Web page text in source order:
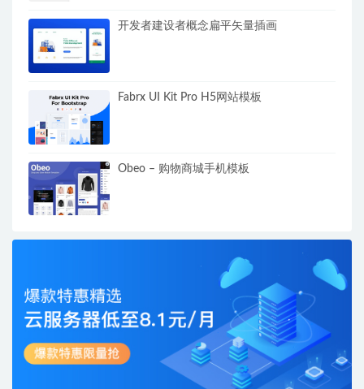
开发者建设者概念扁平矢量插画
Fabrx UI Kit Pro H5网站模板
Obeo – 购物商城手机模板